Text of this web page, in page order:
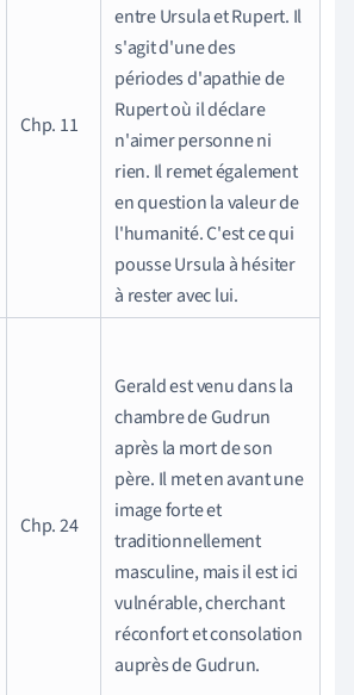
Chp. 11
entre Ursula et Rupert. Il
s'agit d'une des
périodes d'apathie de
Rupert où il déclare
n'aimer personne ni
rien. Il remet également
en question la valeur de
l'humanité. C'est ce qui
pousse Ursula à hésiter
à rester avec lui.
Chp. 24
Gerald est venu dans la
chambre de Gudrun
après la mort de son
père. Il met en avant une
image forte et
traditionnellement
masculine, mais il est ici
vulnérable, cherchant
réconfort et consolation
auprès de Gudrun.